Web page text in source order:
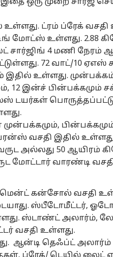
உள்ளது. ட்ரம் ப்ரேக்
மாேட்ஸ் உள்ளது. 2.88
சார்ஜிங் 4 மணி நேரம்
72 வாட்/10 ஏஎஸ்
உள்ளது.
12 இன்ச் பின்பக்கமும்
டயர்கள்
பின்பக்கமும்
வசதி இதில்
அல்லது 50 ஆயிரம்
மோட்டார் வாரண்டி
கன்சோல் வசதி
ஸ்பீடோமீட்டர்,
ஸ்டாண்ட் அலார்ம்,
வசதி உள்ளது.
ஆன்டி தெஃப்ட் அலார்ம்